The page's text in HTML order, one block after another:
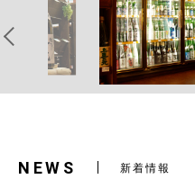
NEWS 新着情報